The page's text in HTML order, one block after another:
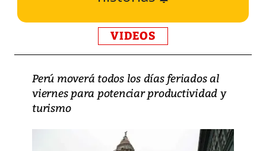
VIDEOS
Perú moverá todos los días feriados al
viernes para potenciar productividad y
turismo